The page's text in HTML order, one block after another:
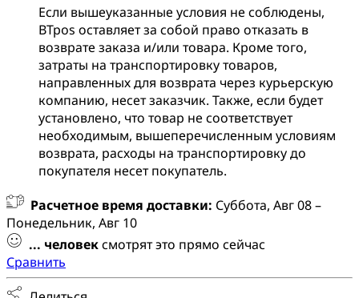
Если вышеуказанные условия не соблюдены,
BTpos оставляет за собой право отказать в
возврате заказа и/или товара. Кроме того,
затраты на транспортировку товаров,
направленных для возврата через курьерскую
компанию, несет заказчик. Также, если будет
установлено, что товар не соответствует
необходимым, вышеперечисленным условиям
возврата, расходы на транспортировку до
покупателя несет покупатель.
Расчетное время доставки: Суббота, Авг 08 –
Понедельник, Авг 10
... человексмотрят это прямо сейчас
Сравнить